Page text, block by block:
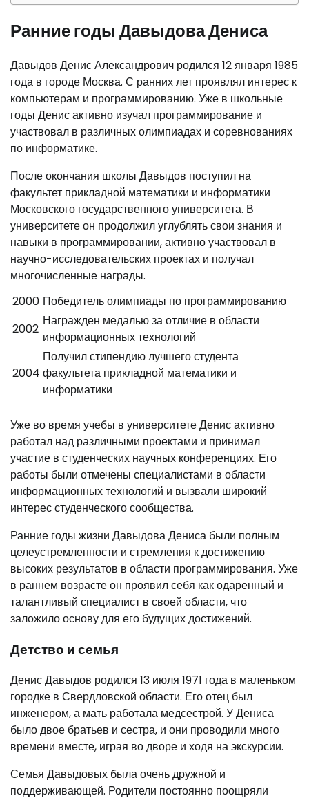
Ранние годы Давыдова Дениса
Давыдов Денис Александрович родился 12 января 1985
года в городе Москва. С ранних лет проявлял интерес к
компьютерам и программированию. Уже в школьные
годы Денис активно изучал программирование и
участвовал в различных олимпиадах и соревнованиях
по информатике.
После окончания школы Давыдов поступил на
факультет прикладной математики и информатики
Московского государственного университета. В
университете он продолжил углублять свои знания и
навыки в программировании, активно участвовал в
научно-исследовательских проектах и получал
многочисленные награды.
2000 Победитель олимпиады по программированию
2002
Награжден медалью за отличие в области
информационных технологий
2004
Получил стипендию лучшего студента
факультета прикладной математики и
информатики
Уже во время учебы в университете Денис активно
работал над различными проектами и принимал
участие в студенческих научных конференциях. Его
работы были отмечены специалистами в области
информационных технологий и вызвали широкий
интерес студенческого сообщества.
Ранние годы жизни Давыдова Дениса были полным
целеустремленности и стремления к достижению
высоких результатов в области программирования. Уже
в раннем возрасте он проявил себя как одаренный и
талантливый специалист в своей области, что
заложило основу для его будущих достижений.
Детство и семья
Денис Давыдов родился 13 июля 1971 года в маленьком
городке в Свердловской области. Его отец был
инженером, а мать работала медсестрой. У Дениса
было двое братьев и сестра, и они проводили много
времени вместе, играя во дворе и ходя на экскурсии.
Семья Давыдовых была очень дружной и
поддерживающей. Родители постоянно поощряли